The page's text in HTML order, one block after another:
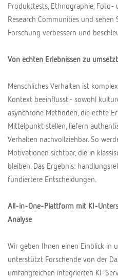
Produkttests, Ethnographie, Foto-
Research Communities und
Forschung verbessern und
Von echten Erlebnissen zu
Menschliches Verhalten ist
Kontext beeinflusst - sowohl
asynchrone Methoden, die echte
Mittelpunkt stellen, liefern
Verhalten nachvollziehbar. So
Motivationen sichtbar, die in
bleiben. Das Ergebnis:
fundiertere Entscheidungen.
All-in-One-Plattform mit KI-
Analyse
Wir geben Ihnen einen Einblick in
unterstützt Forschende von der
umfangreichen integrierten KI-